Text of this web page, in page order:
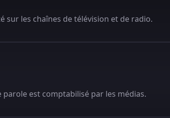
sur les chaînes de télévision et de radio.
est comptabilisé par les médias.